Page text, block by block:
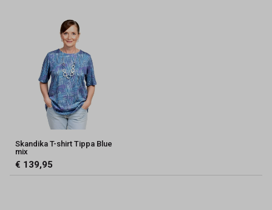
Skandika T-shirt Tippa Blue
mix
€ 139,95